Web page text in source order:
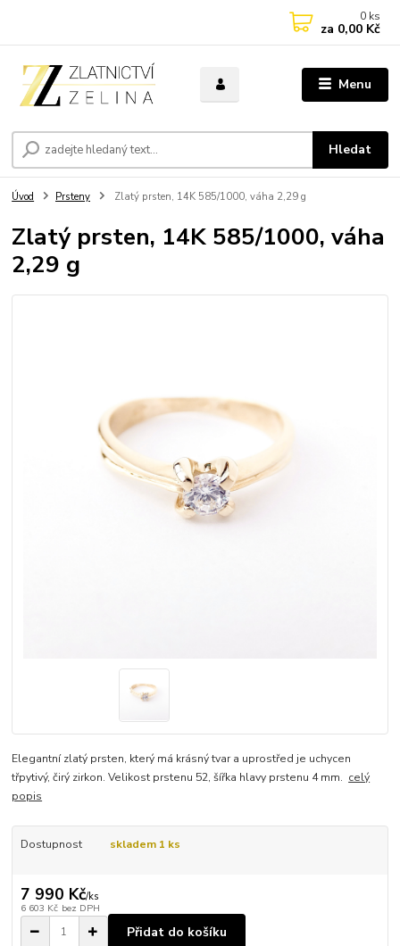
Menu
Hledat
0 ks
za 0,00 Kč
Úvod Prsteny Zlatý prsten, 14K 585/1000, váha 2,29 g
Zlatý prsten, 14K 585/1000, váha
2,29 g
Elegantní zlatý prsten, který má krásný tvar a uprostřed je uchycen
třpytivý, čirý zirkon. Velikost prstenu 52, šířka hlavy prstenu 4 mm. celý
popis
Dostupnost skladem 1 ks
7 990 Kč/ks
6 603 Kč bez DPH
Přidat do košíku